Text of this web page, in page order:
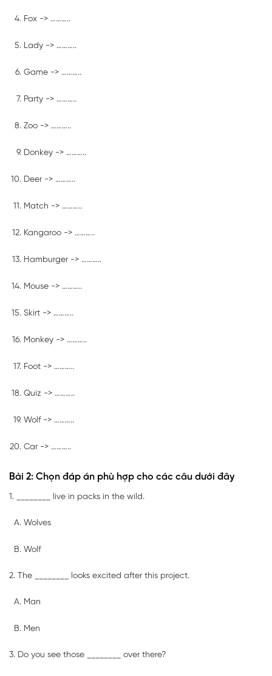
Fox -> ………..
Lady -> ………..
Game -> ………..
Party -> ………..
Zoo -> ………..
Donkey -> ………..
Deer -> ………..
Match -> ………..
Kangaroo -> ………..
Hamburger -> ………..
Mouse -> ………..
Skirt -> ………..
Monkey -> ………..
Foot -> ………..
Quiz -> ………..
Wolf -> ………..
Car -> ………..
Bài 2: Chọn đáp án phù hợp cho các câu dưới đây
1. ________ live in packs in the wild.
Wolves
Wolf
2. The ________ looks excited after this project.
Man
Men
3. Do you see those ________ over there?